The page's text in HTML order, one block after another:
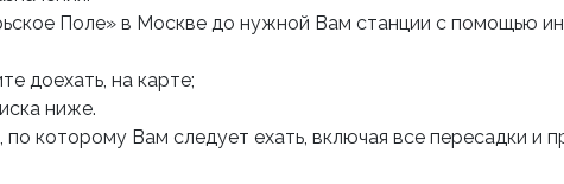
Поле» в Москве до нужной Вам станции с помощью
доехать, на карте;
ниже.
которому Вам следует ехать, включая все пересадки и